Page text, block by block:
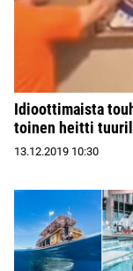
Idioottimaista
toinen heitti
13.12.2019 10:30